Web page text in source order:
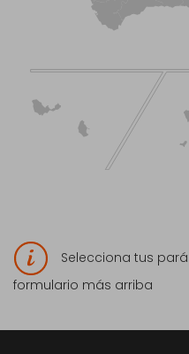
Selecciona tus
formulario más arriba